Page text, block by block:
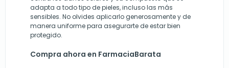
adapta a todo tipo de pieles, incluso las más
sensibles. No olvides aplicarlo generosamente y de
manera uniforme para asegurarte de estar bien
protegido.
Compra ahora en FarmaciaBarata